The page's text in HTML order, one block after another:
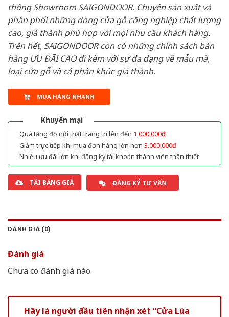
thống Showroom SAIGONDOOR. Chuyên sản xuất và
phân phối những dòng cửa gỗ công nghiệp chất lượng
cao, giá thành phù hợp với mọi nhu cầu khách hàng.
Trên hết, SAIGONDOOR còn có những chính sách bán
hàng ƯU ĐÃI CAO đi kèm với sự đa dạng về mẫu mã,
loại cửa gỗ và cả phân khúc giá thành.
MUA HÀNG NHANH
Khuyến mại
Quà tặng đồ nội thất trang trí lên đến 1.000.000đ
Giảm trực tiếp khi mua đơn hàng lớn hơn 3.000.000đ
Nhiều ưu đãi lớn khi đăng ký tài khoản thành viên thân thiết
TẢI BẢNG GIÁ ĐĂNG KÝ TƯ VẤN
ĐÁNH GIÁ (0)
Đánh giá
Chưa có đánh giá nào.
Hãy là người đầu tiên nhận xét “Cửa Lùa